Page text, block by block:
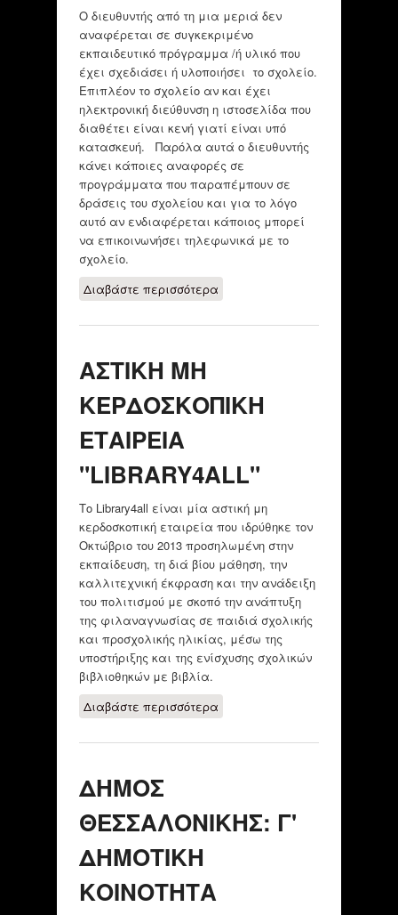
Ο διευθυντής από τη μια μεριά δεν
αναφέρεται σε συγκεκριμένο
εκπαιδευτικό πρόγραμμα /ή υλικό που
έχει σχεδιάσει ή υλοποιήσει το σχολείο.
Επιπλέον το σχολείο αν και έχει
ηλεκτρονική διεύθυνση η ιστοσελίδα που
διαθέτει είναι κενή γιατί είναι υπό
κατασκευή. Παρόλα αυτά ο διευθυντής
κάνει κάποιες αναφορές σε
προγράμματα που παραπέμπουν σε
δράσεις του σχολείου και για το λόγο
αυτό αν ενδιαφέρεται κάποιος μπορεί
να επικοινωνήσει τηλεφωνικά με το
σχολείο.
Διαβάστε περισσότεραγια Συμμετοχή του
διάφορα
ανισοτήτων
ΑΣΤΙΚΗ ΜΗ
ΚΕΡΔΟΣΚΟΠΙΚΗ
ΕΤΑΙΡΕΙΑ
"LIBRARY4ALL"
Το Library4all είναι μία αστική μη
κερδοσκοπική εταιρεία που ιδρύθηκε τον
Οκτώβριο του 2013 προσηλωμένη στην
εκπαίδευση, τη διά βίου μάθηση, την
καλλιτεχνική έκφραση και την ανάδειξη
του πολιτισμού με σκοπό την ανάπτυξη
της φιλαναγνωσίας σε παιδιά σχολικής
και προσχολικής ηλικίας, μέσω της
υποστήριξης και της ενίσχυσης σχολικών
βιβλιοθηκών με βιβλία.
Διαβάστε περισσότεραγια ΑΣΤΙΚΗ ΜΗ
ΕΤΑΙΡΕΙΑ
ΔΗΜΟΣ
ΘΕΣΣΑΛΟΝΙΚΗΣ: Γ'
ΔΗΜΟΤΙΚΗ
ΚΟΙΝΟΤΗΤΑ